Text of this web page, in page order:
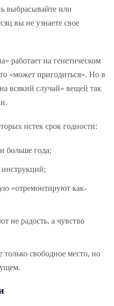
выбрасывайте или
вы не узнаете свое
работает на генетическом
«может пригодиться». Но в
всякий случай» вещей так
истек срок годности:
больше года;
инструкций;
«отремонтируют как-
не радость, а чувство
свободное место, но